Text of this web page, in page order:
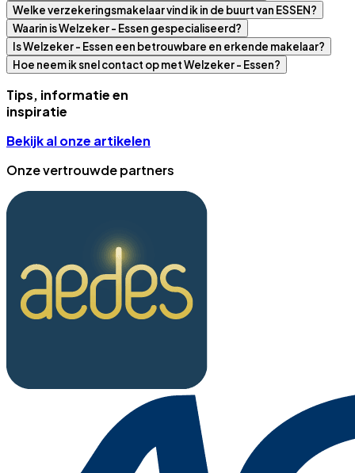
Welke verzekeringsmakelaar vind ik in de buurt van ESSEN?
Waarin is Welzeker - Essen gespecialiseerd?
Is Welzeker - Essen een betrouwbare en erkende makelaar?
Hoe neem ik snel contact op met Welzeker - Essen?
Tips, informatie en
inspiratie
Bekijk al onze artikelen
Onze vertrouwde partners